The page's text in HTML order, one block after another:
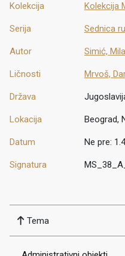
Kolekcija Kolekcija
Serija Sednica
Autor Simić,
Ličnosti Mrvoš,
Država
Lokacija Beograd,
Datum Ne pre:
Signatura
Tema